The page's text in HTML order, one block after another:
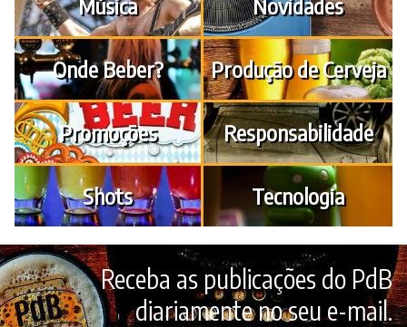
Onde Beber? Produção de Cerveja
Promoções Responsabilidade
Shots Tecnologia
Receba as publicações do PdB
diariamente no seu e-mail.